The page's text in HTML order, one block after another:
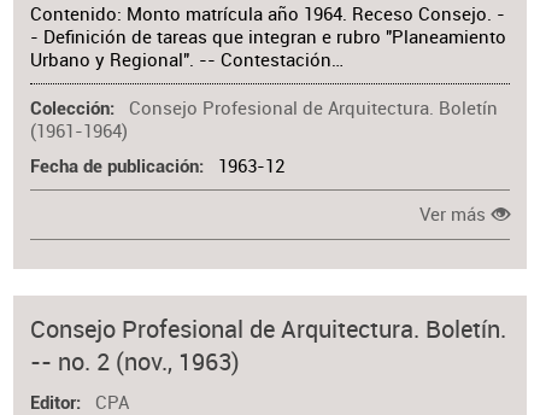
Contenido: Monto matrícula año 1964. Receso Consejo. -
- Definición de tareas que integran e rubro "Planeamiento
Urbano y Regional". -- Contestación…
Colección
Consejo Profesional de Arquitectura. Boletín
(1961-1964)
Fecha de publicación 1963-12
Ver más
Consejo Profesional de Arquitectura. Boletín.
-- no. 2 (nov., 1963)
Editor CPA